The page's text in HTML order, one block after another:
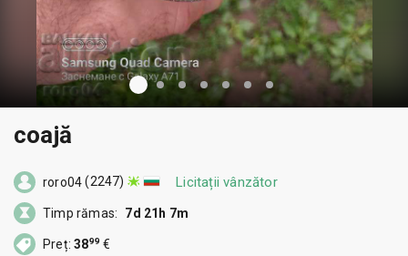
coajă
roro04 (2247) Licitații vânzător
Timp rămas: 7d 21h 7m
Preț:3899 €